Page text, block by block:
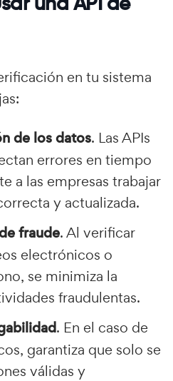
en tu sistema
de los datos. Las APIs
errores en tiempo
a las empresas trabajar
y actualizada.
fraude. Al verificar
electrónicos o
se minimiza la
fraudulentas.
. En el caso de
garantiza que solo se
válidas y